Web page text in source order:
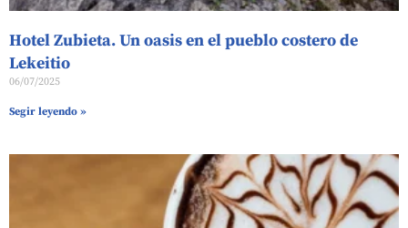
Hotel Zubieta. Un oasis en el pueblo costero de
Lekeitio
06/07/2025
Segir leyendo »